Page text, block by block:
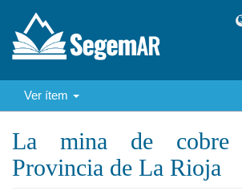
Ver ítem
La mina de cobre
Provincia de La Rioja